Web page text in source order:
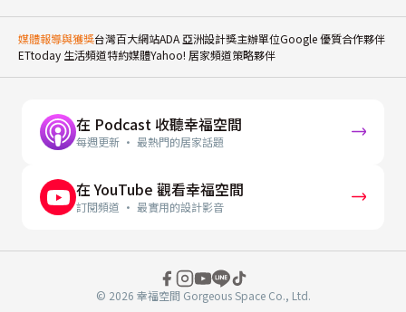
媒體報導與獲獎台灣百大網站ADA 亞洲設計獎主辦單位Google 優質合作夥伴
ETtoday 生活頻道特約媒體Yahoo! 居家頻道策略夥伴
在 Podcast 收聽幸福空間
每週更新 · 最熱門的居家話題
在 YouTube 觀看幸福空間
訂閱頻道 · 最實用的設計影音
© 2026 幸福空間 Gorgeous Space Co., Ltd.